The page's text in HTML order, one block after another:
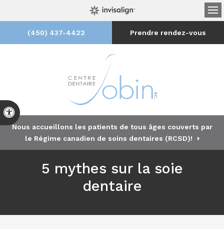
Version accessible
(450) 437-4422 Prendre rendez-vous
Nous accueillons les patients de tous âges couverts par
le Régime canadien de soins dentaires (RCSD)!
5 mythes sur la soie
dentaire